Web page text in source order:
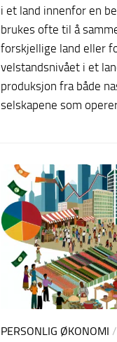
i et land innenfor en
brukes ofte til å
forskjellige land eller
velstandsnivået i et
produksjon fra både
selskapene som
PERSONLIG ØKONOMI /